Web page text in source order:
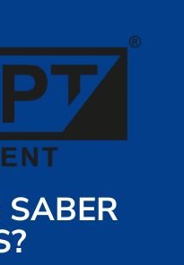
SABER